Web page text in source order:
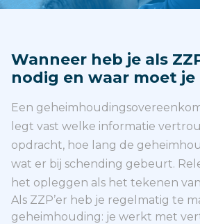
Wanneer heb je als
nodig en waar moet
Een
legt vast welke informatie
opdracht, hoe lang de
wat er bij schending gebeurt.
het opleggen als het tekenen
Als ZZP’er heb je regelmatig te
geheimhouding: je werkt met